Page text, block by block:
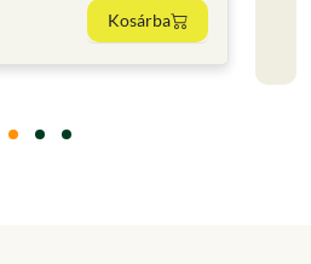
Kosárba